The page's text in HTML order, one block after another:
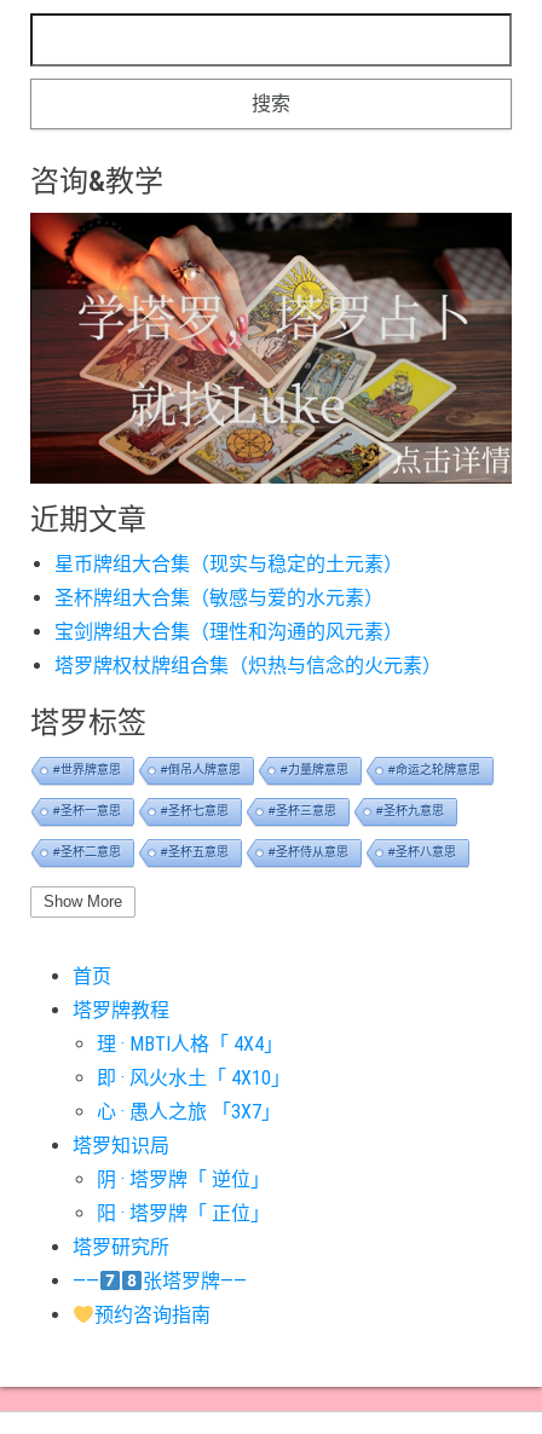
咨询&教学
近期文章
星币牌组大合集（现实与稳定的土元素）
圣杯牌组大合集（敏感与爱的水元素）
宝剑牌组大合集（理性和沟通的风元素）
塔罗牌权杖牌组合集（炽热与信念的火元素）
塔罗标签
#世界牌意思 #倒吊人牌意思 #力量牌意思 #命运之轮牌意思
#圣杯一意思 #圣杯七意思 #圣杯三意思 #圣杯九意思
#圣杯二意思 #圣杯五意思 #圣杯侍从意思 #圣杯八意思
#圣杯六意思
#宝剑七意思
#宝剑五意思 #宝剑侍从意思
#宝剑十意思 #宝剑四意思 #宝剑国王意思
#愚人牌意思 #战车牌意思
#星币七意思 #星币三意思
#星币五意思 #星币侍从意思
#星币骑士意思 #星星牌意思
#权杖五意思 #权杖侍从意思 #权杖八意思 #权杖六意思
Show More
首页
塔罗牌教程
理 · MBTI人格「 4X4」
即 · 风火水土「 4X10」
心 · 愚人之旅 「3X7」
塔罗知识局
阴 · 塔罗牌「 逆位」
阳 · 塔罗牌「 正位」
塔罗研究所
——
张塔罗牌——
预约咨询指南